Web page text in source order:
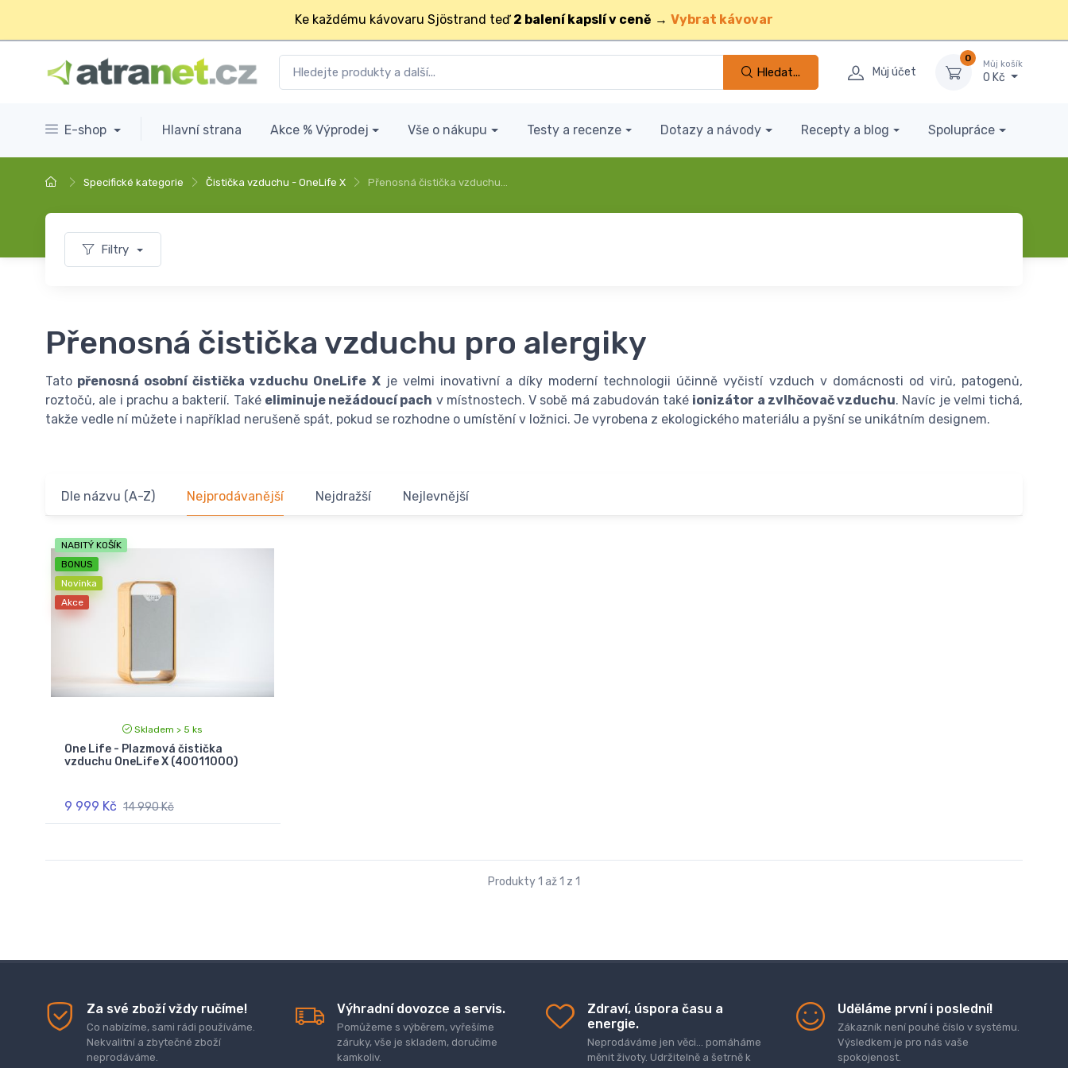
Ke každému kávovaru Sjöstrand teď 2 balení kapslí v ceně → Vybrat kávovar
Hledat... Můj účet
0
Můj košík
0 Kč
E-shop Hlavní strana Akce % Výprodej Vše o nákupu Testy a recenze Dotazy a návody Recepty a blog Spolupráce
Specifické kategorie Čistička vzduchu - OneLife X Přenosná čistička vzduchu…
Filtry
Přenosná čistička vzduchu pro alergiky
Tato přenosná osobní čistička vzduchu OneLife Xje velmi inovativní a díky moderní technologii účinně vyčistí vzduch v domácnosti od virů, patogenů,
roztočů, ale i prachu a bakterií. Také eliminuje nežádoucí pach v místnostech. V sobě má zabudován také ionizátor a zvlhčovač vzduchu. Navíc je velmi tichá,
takže vedle ní můžete i například nerušeně spát, pokud se rozhodne o umístění v ložnici. Je vyrobena z ekologického materiálu a pyšní se unikátním designem.
Dle názvu (A-Z) Nejprodávanější Nejdražší Nejlevnější
NABITÝ KOŠÍK
BONUS
Novinka
Akce
Skladem > 5 ks
One Life - Plazmová čistička
vzduchu OneLife X (40011000)
9 999 Kč 14 990 Kč
Produkty 1 až 1 z 1
Za své zboží vždy ručíme!
Co nabízíme, sami rádi používáme.
Nekvalitní a zbytečné zboží
neprodáváme.
Výhradní dovozce a servis.
Pomůžeme s výběrem, vyřešíme
záruky, vše je skladem, doručíme
kamkoliv.
Zdraví, úspora času a
energie.
Neprodáváme jen věci... pomáháme
měnit životy. Udržitelně a šetrně k
Uděláme první i poslední!
Zákazník není pouhé číslo v systému.
Výsledkem je pro nás vaše
spokojenost.